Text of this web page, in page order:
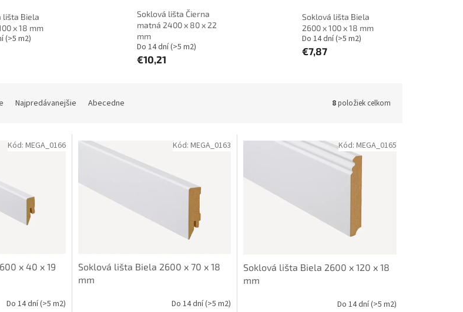
lišta Biela
x 18 mm
(>5 m2)
Soklová lišta Čierna
matná 2400 x 80 x 22
mm
Do 14 dní(>5 m2)
€10,21
Soklová lišta Biela
2600 x 100 x 18 mm
Do 14 dní(>5 m2)
€7,87
Najpredávanejšie Abecedne 8položiek celkom
x 40 x 19
Do 14 dní(>5 m2)
Kód: MEGA_0166
Soklová lišta Biela 2600 x 70 x 18
mm
Do 14 dní(>5 m2)
Kód: MEGA_0163
Soklová lišta Biela 2600 x 120 x 18
mm
Do 14 dní(>5 m2)
Kód: MEGA_0165